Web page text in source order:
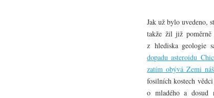
Jak už bylo uvedeno,
takže žil již poměrně
z hlediska geologie
dopadu asteroidu
zatím obývá Zemi
fosilních kostech
o mladého a dosud